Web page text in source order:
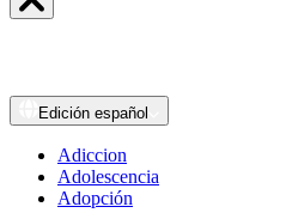
Edición español
Adiccion
Adolescencia
Adopción